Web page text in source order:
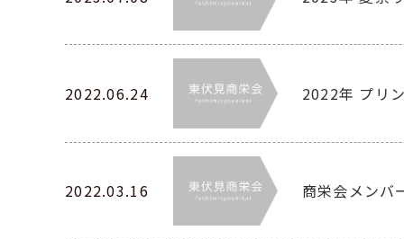
2022.06.24 2022年 プリ
2022.03.16 商栄会メンバ